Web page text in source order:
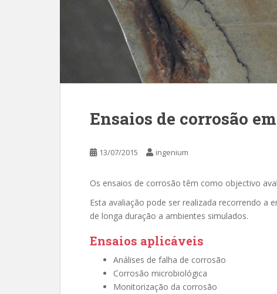
Ensaios de corrosão
13/07/2015 ingenium
Os ensaios de corrosão têm como objectivo
Esta avaliação pode ser realizada recorrendo a
de longa duração a ambientes simulados.
Ensaios aplicáveis
Análises de falha de corrosão
Corrosão microbiológica
Monitorização da corrosão